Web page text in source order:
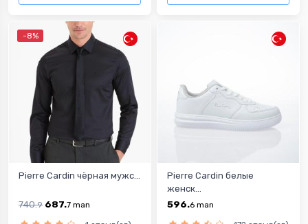
-8%
Pierre Cardin чёрная мужс...
740.9 687.7 man
Pierre Cardin белые
женск...
596.6 man